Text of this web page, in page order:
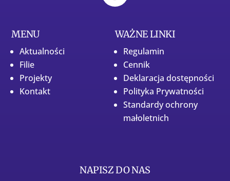
MENU
Aktualności
Filie
Projekty
Kontakt
WAŻNE LINKI
Regulamin
Cennik
Deklaracja dostępności
Polityka Prywatności
Standardy ochrony
małoletnich
NAPISZ DO NAS